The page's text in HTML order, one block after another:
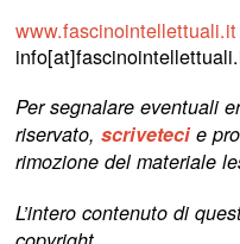
www.fascinointellettuali.it
Per segnalare eventuali
riservato,scriveteci e
rimozione del materiale
L’intero contenuto di